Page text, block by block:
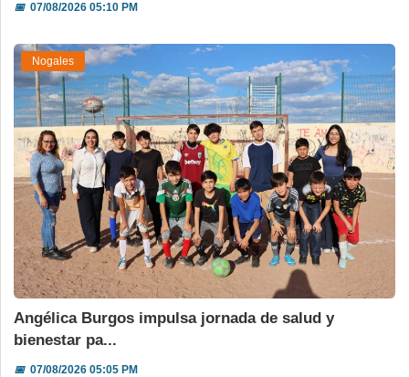
📅07/08/2026 05:10 PM
Nogales
Angélica Burgos impulsa jornada de salud y
bienestar pa...
📅07/08/2026 05:05 PM